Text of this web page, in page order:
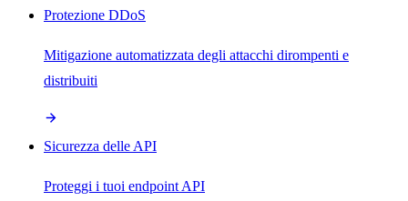
Protezione DDoS
Mitigazione automatizzata degli attacchi dirompenti e
distribuiti
Sicurezza delle API
Proteggi i tuoi endpoint API